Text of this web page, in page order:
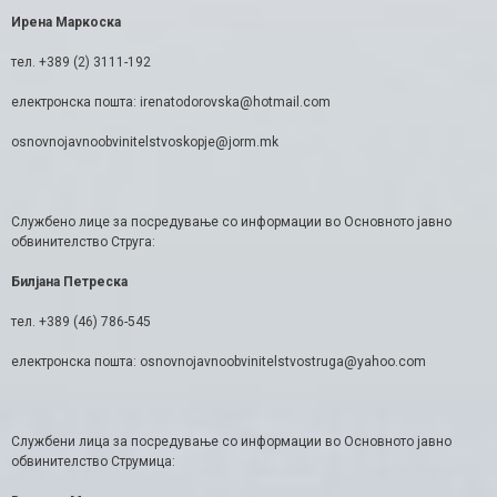
Ирена Маркоска
тел. +389 (2) 3111-192
електронска пошта: irenatodorovska@hotmail.com
osnovnojavnoobvinitelstvoskopje@jorm.mk
Службено лице за посредување со информации во Основното јавно
обвинителство Струга:
Билјана Петреска
тел. +389 (46) 786-545
електронска пошта: osnovnojavnoobvinitelstvostruga@yahoo.com
Службени лица за посредување со информации во Основното јавно
обвинителство Струмица: